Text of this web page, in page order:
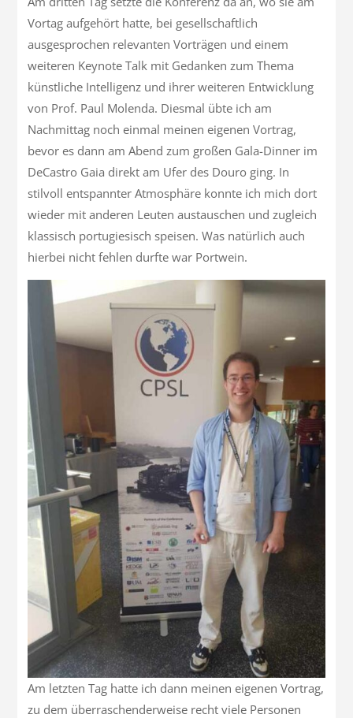
Vortag aufgehört hatte, bei gesellschaftlich
ausgesprochen relevanten Vorträgen und einem
weiteren Keynote Talk mit Gedanken zum Thema
künstliche Intelligenz und ihrer weiteren Entwicklung
von Prof. Paul Molenda. Diesmal übte ich am
Nachmittag noch einmal meinen eigenen Vortrag,
bevor es dann am Abend zum großen Gala-Dinner im
DeCastro Gaia direkt am Ufer des Douro ging. In
stilvoll entspannter Atmosphäre konnte ich mich dort
wieder mit anderen Leuten austauschen und zugleich
klassisch portugiesisch speisen. Was natürlich auch
hierbei nicht fehlen durfte war Portwein.
Am letzten Tag hatte ich dann meinen eigenen Vortrag,
zu dem überraschenderweise recht viele Personen